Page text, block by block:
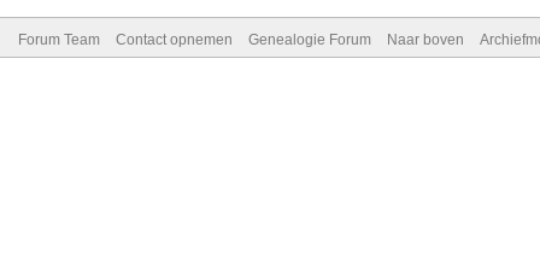
Forum Team Contact opnemen Genealogie Forum Naar boven